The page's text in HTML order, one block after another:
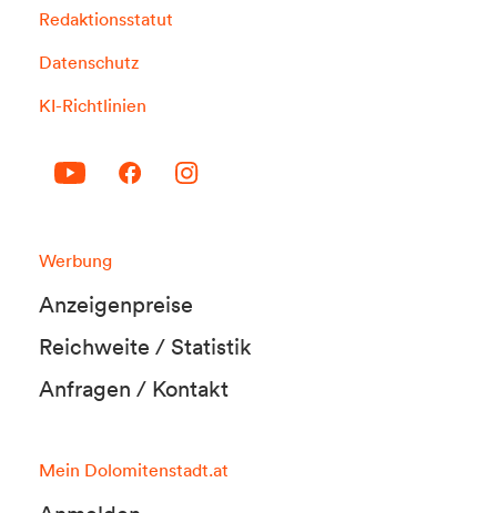
Redaktionsstatut
Datenschutz
KI-Richtlinien
Werbung
Anzeigenpreise
Reichweite / Statistik
Anfragen / Kontakt
Mein Dolomitenstadt.at